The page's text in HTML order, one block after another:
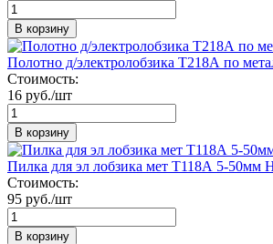
В корзину
Полотно д/электролобзика Т218А по
Стоимость:
16 руб./шт
В корзину
Пилка для эл лобзика мет Т118А 5-50мм
Стоимость:
95 руб./шт
В корзину